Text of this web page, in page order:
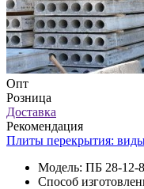
Опт
Розница
Доставка
Рекомендация
Плиты перекрытия:
Модель: ПБ 28-12-8
Способ